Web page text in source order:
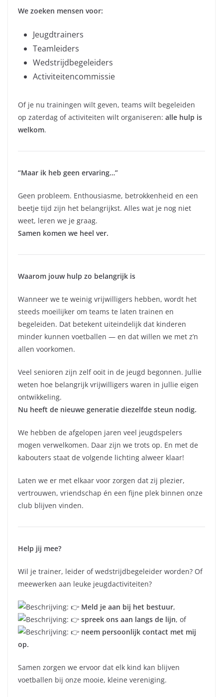
We zoeken mensen voor:
Jeugdtrainers
Teamleiders
Wedstrijdbegeleiders
Activiteitencommissie
Of je nu trainingen wilt geven, teams wilt begeleiden
op zaterdag of activiteiten wilt organiseren: alle hulp is
welkom.
“Maar ik heb geen ervaring…”
Geen probleem. Enthousiasme, betrokkenheid en een
beetje tijd zijn het belangrijkst. Alles wat je nog niet
weet, leren we je graag.
Samen komen we heel ver.
Waarom jouw hulp zo belangrijk is
Wanneer we te weinig vrijwilligers hebben, wordt het
steeds moeilijker om teams te laten trainen en
begeleiden. Dat betekent uiteindelijk dat kinderen
minder kunnen voetballen — en dat willen we met z’n
allen voorkomen.
Veel senioren zijn zelf ooit in de jeugd begonnen. Jullie
weten hoe belangrijk vrijwilligers waren in jullie eigen
ontwikkeling.
Nu heeft de nieuwe generatie diezelfde steun nodig.
We hebben de afgelopen jaren veel jeugdspelers
mogen verwelkomen. Daar zijn we trots op. En met de
kabouters staat de volgende lichting alweer klaar!
Laten we er met elkaar voor zorgen dat zij plezier,
vertrouwen, vriendschap én een fijne plek binnen onze
club blijven vinden.
Help jij mee?
Wil je trainer, leider of wedstrijdbegeleider worden? Of
meewerken aan leuke jeugdactiviteiten?
Meld je aan bij het bestuur,
spreek ons aan langs de lijn, of
neem persoonlijk contact met mij
op.
Samen zorgen we ervoor dat elk kind kan blijven
voetballen bij onze mooie, kleine vereniging.